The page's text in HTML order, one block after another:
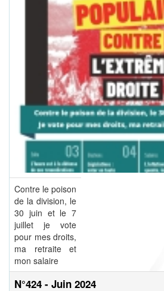
Contre le poison
de la division, le
30 juin et le 7
juillet je vote
pour mes droits,
ma retraite et
mon salaire
N°424 - Juin 2024